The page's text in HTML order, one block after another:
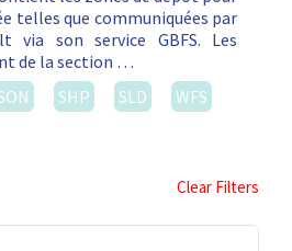
telles que communiquées par
via son service GBFS. Les
de la section …
SHP SLD
WFS
Clear Filters